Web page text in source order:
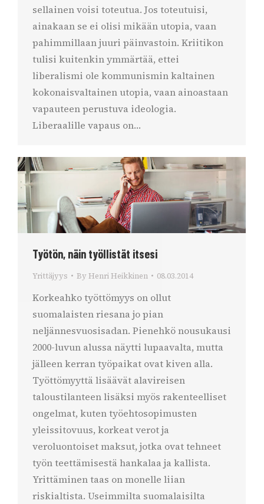
sellainen voisi toteutua. Jos toteutuisi,
ainakaan se ei olisi mikään utopia, vaan
pahimmillaan juuri päinvastoin. Kriitikon
tulisi kuitenkin ymmärtää, ettei
liberalismi ole kommunismin kaltainen
kokonaisvaltainen utopia, vaan ainoastaan
vapauteen perustuva ideologia.
Liberaalille vapaus on…
Työtön, näin työllistät itsesi
Yrittäjyys By Henri Heikkinen 08.03.2014
Korkeahko työttömyys on ollut
suomalaisten riesana jo pian
neljännesvuosisadan. Pienehkö nousukausi
2000-luvun alussa näytti lupaavalta, mutta
jälleen kerran työpaikat ovat kiven alla.
Työttömyyttä lisäävät alavireisen
taloustilanteen lisäksi myös rakenteelliset
ongelmat, kuten työehtosopimusten
yleissitovuus, korkeat verot ja
veroluontoiset maksut, jotka ovat tehneet
työn teettämisestä hankalaa ja kallista.
Yrittäminen taas on monelle liian
riskialtista. Useimmilta suomalaisilta